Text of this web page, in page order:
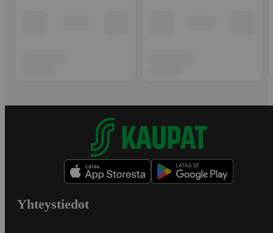
Yhteystiedot